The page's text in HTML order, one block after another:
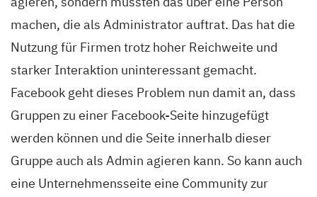
machen, die als Administrator auftrat. Das hat die
Nutzung für Firmen trotz hoher Reichweite und
starker Interaktion uninteressant gemacht.
Facebook geht dieses Problem nun damit an, dass
Gruppen zu einer Facebook-Seite hinzugefügt
werden können und die Seite innerhalb dieser
Gruppe auch als Admin agieren kann. So kann auch
eine Unternehmensseite eine Community zur